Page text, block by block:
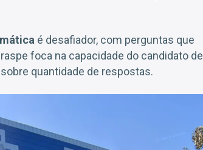
é desafiador, com perguntas que
foca na capacidade do candidato de
quantidade de respostas.